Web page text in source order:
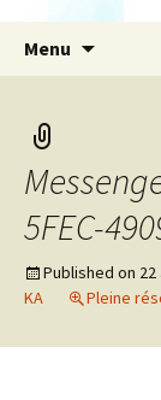
Menu
5FEC-
Published on 22
KA
Pleine